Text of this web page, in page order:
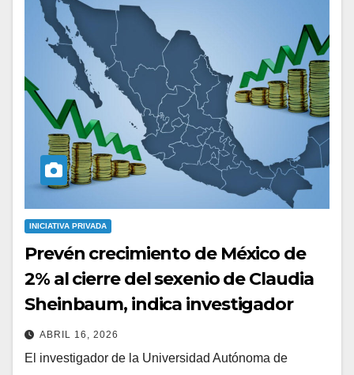
INICIATIVA PRIVADA
Prevén crecimiento de México de
2% al cierre del sexenio de Claudia
Sheinbaum, indica investigador
ABRIL 16, 2026
El investigador de la Universidad Autónoma de